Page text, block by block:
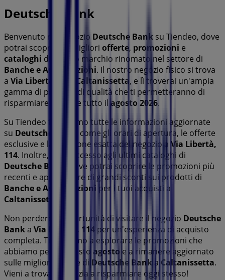
Deutsche Bank
Benvenuto nel negozio Deutsche Bank su Tiendeo, dove
potrai scoprire le migliori offerte, promozioni e
cataloghi di questo marchio rinomato nel settore di
Banche e Assicurazioni. Il nostro negozio fisico si trova
a Via Libertà, 114 Caltanissetta, e lì troverai un'ampia
gamma di prodotti di qualità che ti permetteranno di
risparmiare durante tutto il agosto 2026.
Su Tiendeo ti offriamo tutte le informazioni aggiornate
su Deutsche Bank
, come gli orari di apertura, le offerte
esclusive e la posizione esatta del negozio a Via Libertà,
114. Inoltre, avrai accesso agli ultimi cataloghi di
Deutsche Bank
, dove potrai scoprire le promozioni più
recenti e approfittare di grandi sconti sui prodotti di
Banche e Assicurazioni per i tuoi acquisti a
Caltanissetta
Non perdere l'opportunità di visitare il negozio Deutsche
Banka Via Libertà, 114 per un'esperienza di acquisto
completa. Ti invitiamo a esplorare le promozioni che
abbiamo per te questo agosto e a rimanere aggiornato
sulle migliori offerte di Deutsche Bank a Caltanissetta.
Vieni a trovarci e inizia a risparmiare oggi stesso!